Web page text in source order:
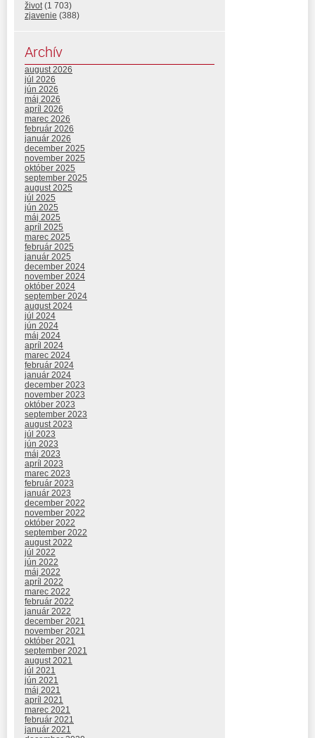
život(1 703)
zjavenie (388)
Archív
august 2026
júl 2026
jún 2026
máj 2026
apríl 2026
marec 2026
február 2026
január 2026
december 2025
november 2025
október 2025
september 2025
august 2025
júl 2025
jún 2025
máj 2025
apríl 2025
marec 2025
február 2025
január 2025
december 2024
november 2024
október 2024
september 2024
august 2024
júl 2024
jún 2024
máj 2024
apríl 2024
marec 2024
február 2024
január 2024
december 2023
november 2023
október 2023
september 2023
august 2023
júl 2023
jún 2023
máj 2023
apríl 2023
marec 2023
február 2023
január 2023
december 2022
november 2022
október 2022
september 2022
august 2022
júl 2022
jún 2022
máj 2022
apríl 2022
marec 2022
február 2022
január 2022
december 2021
november 2021
október 2021
september 2021
august 2021
júl 2021
jún 2021
máj 2021
apríl 2021
marec 2021
február 2021
január 2021